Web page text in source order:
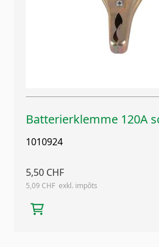
Batterierklemme 120A
1010924
5,50 CHF
5,09 CHF